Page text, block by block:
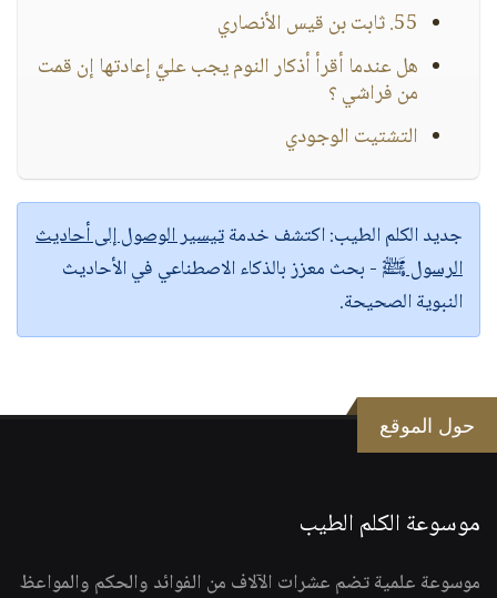
55. ثابت بن قيس الأنصاري
هل عندما أقرأ أذكار النوم يجب عليَّ إعادتها إن قمت
من فراشي ؟
التشتيت الوجودي
جديد الكلم الطيب:اكتشف خدمةتيسير الوصول إلى أحاديث
الرسول ﷺ - بحث معزز بالذكاء الاصطناعي في الأحاديث
النبوية الصحيحة.
حول الموقع
موسوعة الكلم الطيب
موسوعة علمية تضم عشرات الآلاف من الفوائد والحكم والمواعظ